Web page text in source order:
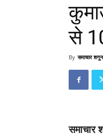
से
By समाचार
समाचार